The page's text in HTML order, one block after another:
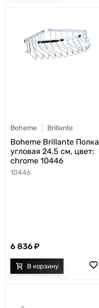
Boheme Brillante
Boheme Brillante Полка
угловая 24,5 см, цвет:
chrome 10446
10446
6 836